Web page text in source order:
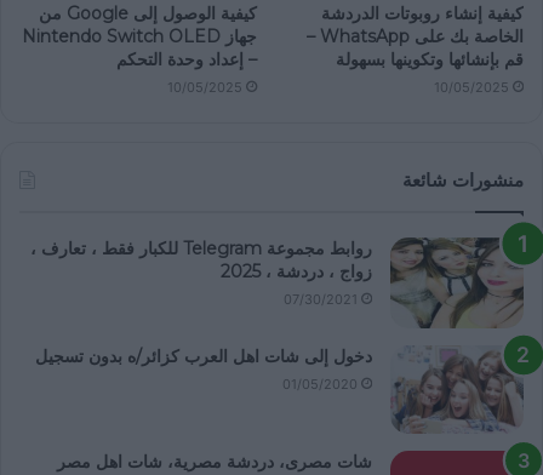
كيفية إنشاء روبوتات الدردشة
الخاصة بك على WhatsApp –
قم بإنشائها وتكوينها بسهولة
10/05/2025
كيفية الوصول إلى Google من
جهاز Nintendo Switch OLED
– إعداد وحدة التحكم
10/05/2025
منشورات شائعة
روابط مجموعة Telegram للكبار فقط ، تعارف ،
زواج ، دردشة ، 2025
07/30/2021
دخول إلى شات اهل العرب كزائر/ه بدون تسجيل
01/05/2020
شات مصرى، دردشة مصرية، شات اهل مصر